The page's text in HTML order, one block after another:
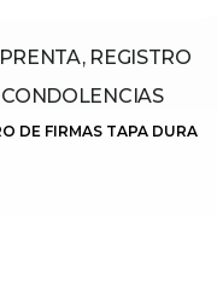
REGISTRO
CONDOLENCIAS
DE FIRMAS TAPA DURA